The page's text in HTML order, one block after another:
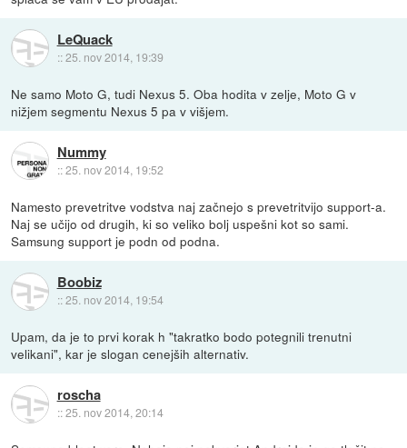
LeQuack
::25. nov 2014, 19:39
Ne samo Moto G, tudi Nexus 5. Oba hodita v zelje, Moto G v
nižjem segmentu Nexus 5 pa v višjem.
Nummy
::25. nov 2014, 19:52
Namesto prevetritve vodstva naj začnejo s prevetritvijo support-a.
Naj se učijo od drugih, ki so veliko bolj uspešni kot so sami.
Samsung support je podn od podna.
Boobiz
::25. nov 2014, 19:54
Upam, da je to prvi korak h "takratko bodo potegnili trenutni
velikani", kar je slogan cenejših alternativ.
roscha
::25. nov 2014, 20:14